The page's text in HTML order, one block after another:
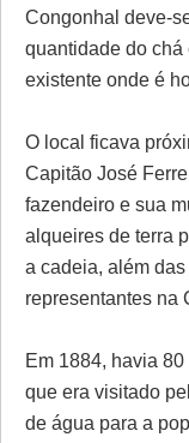
Congonhal deve-
quantidade do chá
existente onde é
O local ficava
Capitão José
fazendeiro e sua
alqueires de terra
a cadeia, além
representantes na
Em 1884, havia
que era visitado
de água para a